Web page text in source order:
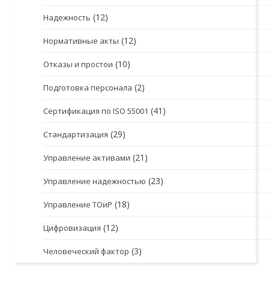
Надежность (12)
Нормативные акты (12)
Отказы и простои (10)
Подготовка персонала (2)
Сертификация по ISO 55001 (41)
Стандартизация (29)
Управление активами (21)
Управление надежностью (23)
Управление ТОиР (18)
Цифровизация (12)
Человеческий фактор (3)